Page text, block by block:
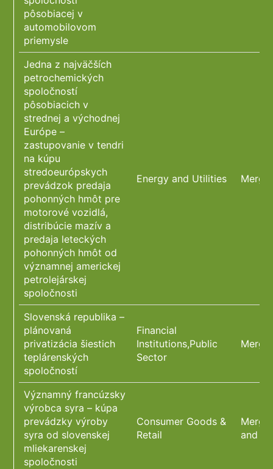
pôsobiacej v
automobilovom
priemysle
Jedna z najväčších
petrochemických
spoločností
pôsobiacich v
strednej a východnej
Európe –
zastupovanie v tendri
na kúpu
stredoeurópskych
prevádzok predaja
pohonných hmôt pre
motorové vozidlá,
distribúcie mazív a
predaja leteckých
pohonných hmôt od
významnej americkej
petrolejárskej
spoločnosti
Energy and Utilities
Slovenská republika –
plánovaná
privatizácia šiestich
teplárenských
spoločností
Financial
Institutions,Public
Sector
Významný francúzsky
výrobca syra – kúpa
prevádzky výroby
syra od slovenskej
mliekarenskej
spoločnosti
Consumer Goods &
Retail
and